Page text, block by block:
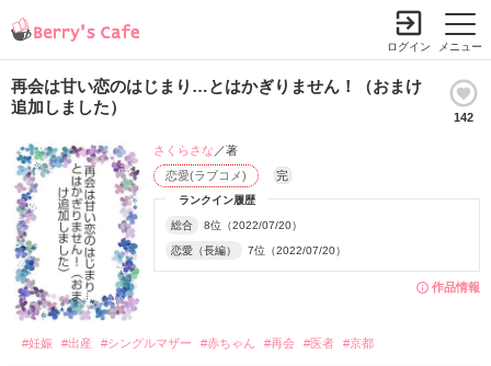
メニュー
ログイン
再会は甘い恋のはじまり…とはかぎりません！（おまけ
追加しました）
142
作品情報
ランクイン履歴
総合 8位（2022/07/20）
恋愛（長編） 7位（2022/07/20）
恋愛(ラブコメ) 完
さくらさな ／著
#妊娠 #出産 #シングルマザー #赤ちゃん #再会 #医者 #京都